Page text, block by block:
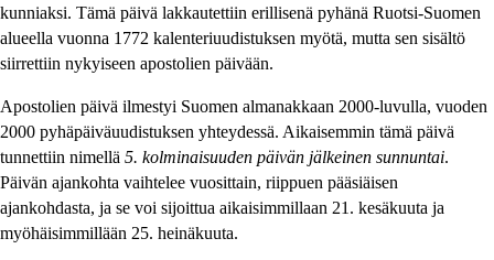
kunniaksi. Tämä päivä lakkautettiin erillisenä pyhänä Ruotsi-Suomen
alueella vuonna 1772 kalenteriuudistuksen myötä, mutta sen sisältö
siirrettiin nykyiseen apostolien päivään.
Apostolien päivä ilmestyi Suomen almanakkaan 2000-luvulla, vuoden
2000 pyhäpäiväuudistuksen yhteydessä. Aikaisemmin tämä päivä
tunnettiin nimellä 5. kolminaisuuden päivän jälkeinen sunnuntai.
Päivän ajankohta vaihtelee vuosittain, riippuen pääsiäisen
ajankohdasta, ja se voi sijoittua aikaisimmillaan 21. kesäkuuta ja
myöhäisimmillään 25. heinäkuuta.